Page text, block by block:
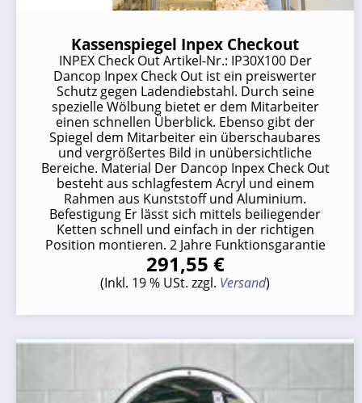
Kassenspiegel Inpex Checkout
INPEX Check Out Artikel-Nr.: IP30X100 Der
Dancop Inpex Check Out ist ein preiswerter
Schutz gegen Ladendiebstahl. Durch seine
spezielle Wölbung bietet er dem Mitarbeiter
einen schnellen Überblick. Ebenso gibt der
Spiegel dem Mitarbeiter ein überschaubares
und vergrößertes Bild in unübersichtliche
Bereiche. Material Der Dancop Inpex Check Out
besteht aus schlagfestem Acryl und einem
Rahmen aus Kunststoff und Aluminium.
Befestigung Er lässt sich mittels beiliegender
Ketten schnell und einfach in der richtigen
Position montieren. 2 Jahre Funktionsgarantie
291,55 €
(Inkl. 19 % USt. zzgl. Versand)